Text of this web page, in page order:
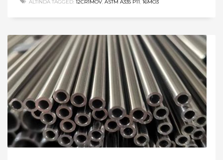
ALTINDA TAGGED: 12CR1MOV, ASTM A335 P11, 16MO3